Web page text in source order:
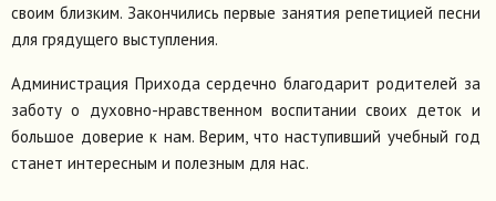
своим близким. Закончились первые занятия репетицией песни
для грядущего выступления.
Администрация Прихода сердечно благодарит родителей за
заботу о духовно-нравственном воспитании своих деток и
большое доверие к нам. Верим, что наступивший учебный год
станет интересным и полезным для нас.